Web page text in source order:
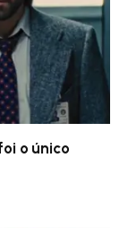
o único